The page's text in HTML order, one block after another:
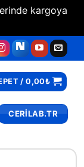
kargoya
/0,00₺
CERİLAB.TR